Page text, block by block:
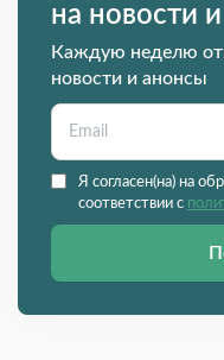
на новости
Каждую неделю
новости и анонсы
Я согласен(на) на
соответствии с